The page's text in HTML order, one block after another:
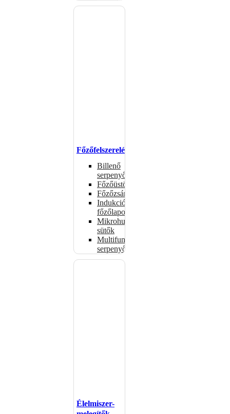
Főzőfelszerelések
Billenő
serpenyők
Főzőüstök
Főzőzsámolyok
Indukciós
főzőlapok
Mikrohullámú
sütők
Multifunkciós
serpenyők
Élelmiszer-